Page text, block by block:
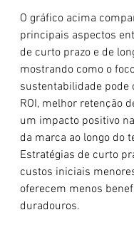
O gráfico acima
principais aspectos
de curto prazo e de
mostrando como o
sustentabilidade pode
ROI, melhor retenção
um impacto positivo
da marca ao longo do
Estratégias de curto
custos iniciais
oferecem menos
duradouros.